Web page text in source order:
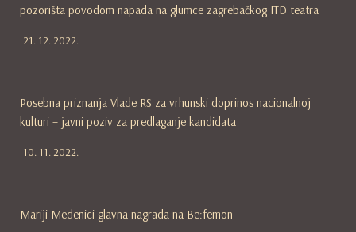
pozorišta povodom napada na glumce zagrebačkog ITD teatra
21. 12. 2022.
Posebna priznanja Vlade RS za vrhunski doprinos nacionalnoj
kulturi – javni poziv za predlaganje kandidata
10. 11. 2022.
Mariji Medenici glavna nagrada na Be:femon